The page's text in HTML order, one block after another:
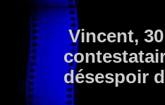
Vincent,
désespoir